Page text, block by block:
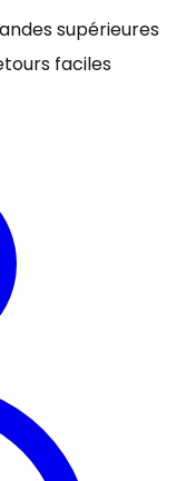
supérieures
faciles